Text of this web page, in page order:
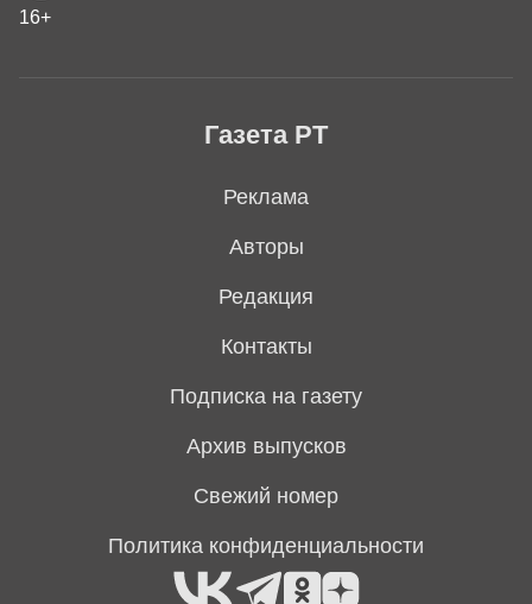
Газета РТ
Реклама
Авторы
Редакция
Контакты
Подписка на газету
Архив выпусков
Свежий номер
Политика конфиденциальности
16+